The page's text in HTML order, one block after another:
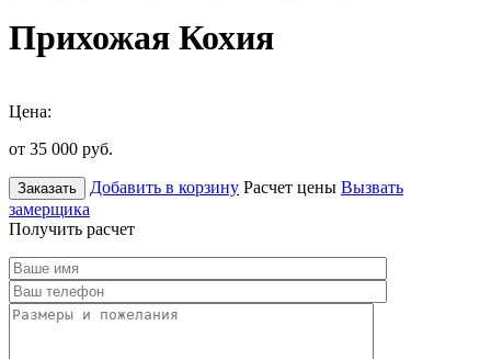
Прихожая Кохия
Цена:
от 35 000 руб.
Заказать Добавить в корзину Расчет цены Вызвать
замерщика
Получить расчет